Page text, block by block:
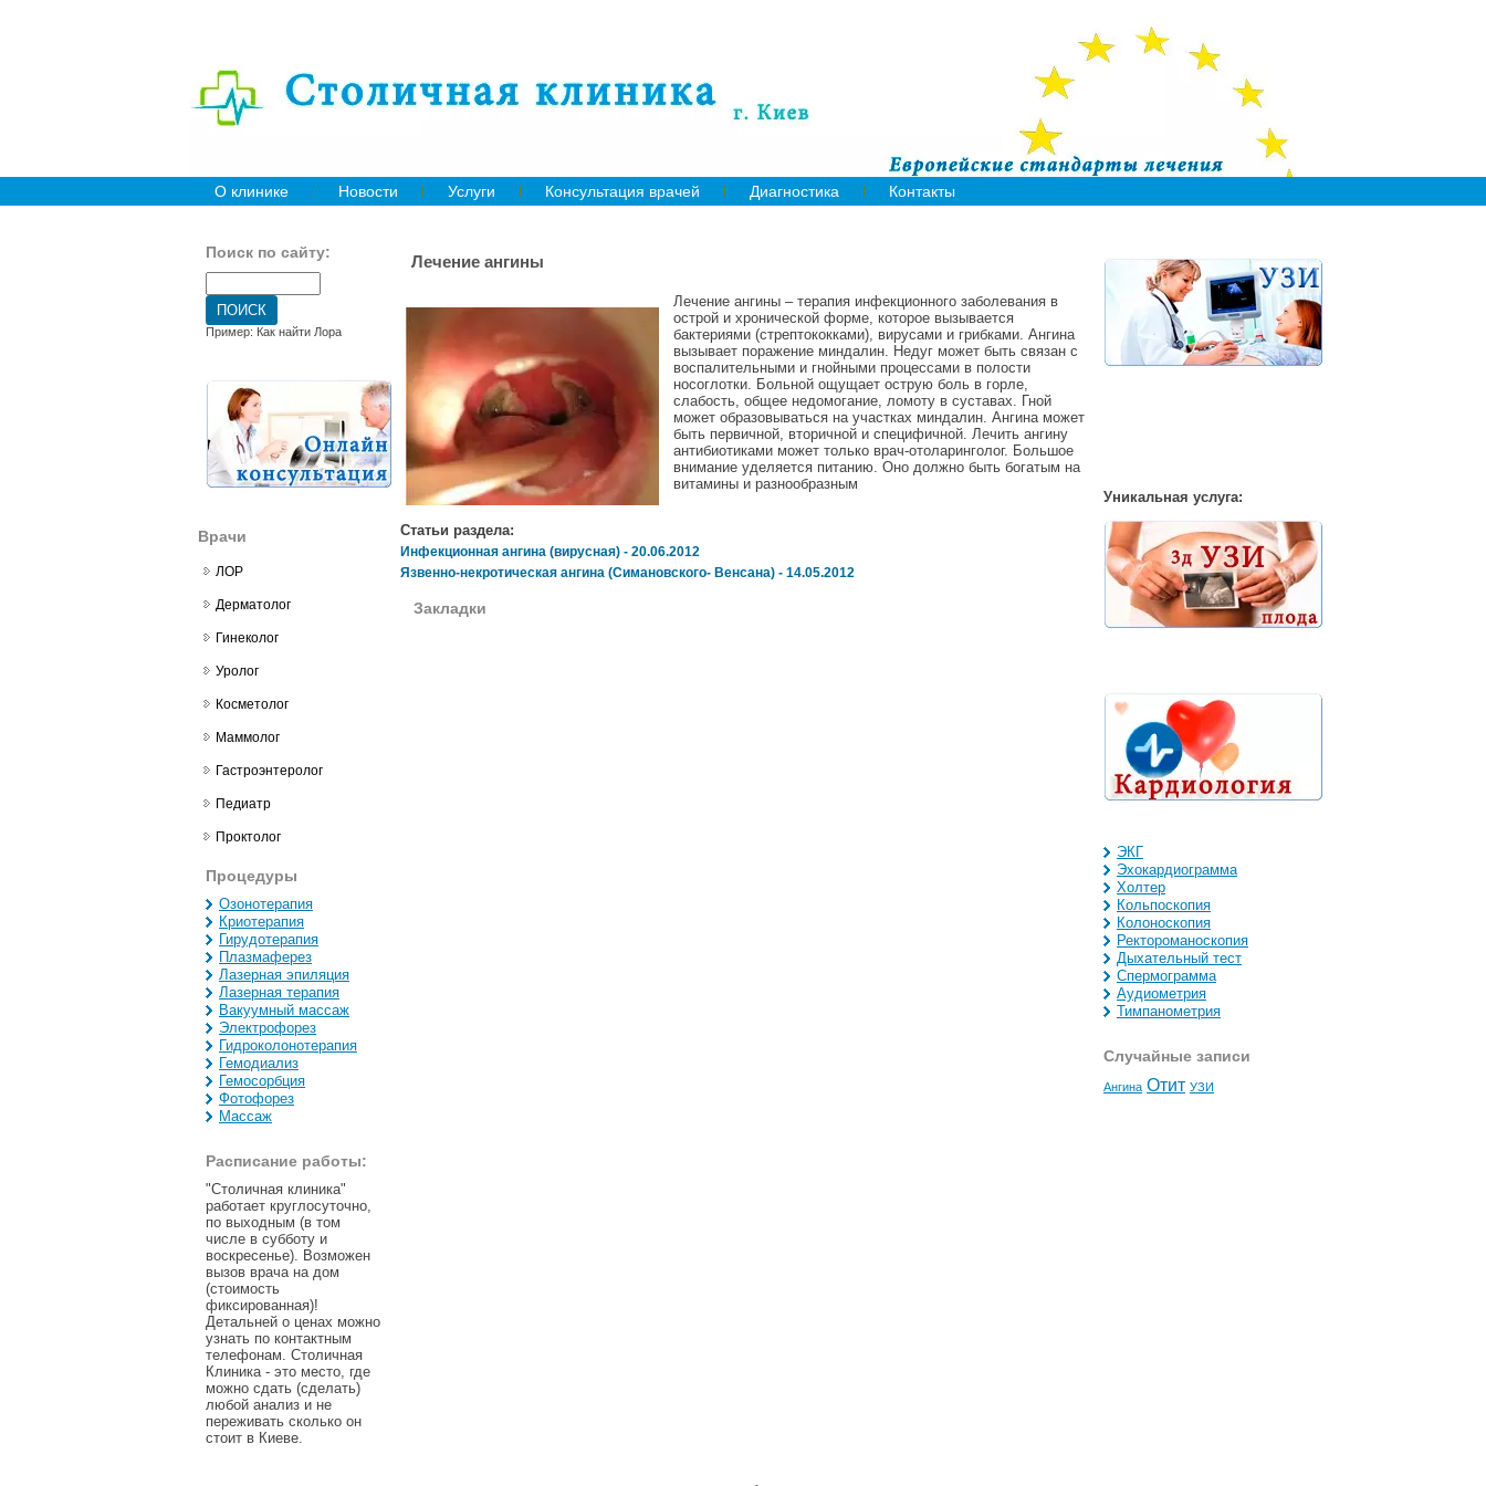
О клинике Новости Услуги Консультация врачей Диагностика Контакты
Поиск по сайту:
Пример: Как найти Лора
Врачи
ЛОР
Дерматолог
Гинеколог
Уролог
Косметолог
Маммолог
Гастроэнтеролог
Педиатр
Проктолог
Процедуры
Озонотерапия
Криотерапия
Гирудотерапия
Плазмаферез
Лазерная эпиляция
Лазерная терапия
Вакуумный массаж
Электрофорез
Гидроколонотерапия
Гемодиализ
Гемосорбция
Фотофорез
Массаж
Расписание работы:
"Столичная клиника"
работает круглосуточно,
по выходным (в том
числе в субботу и
воскресенье). Возможен
вызов врача на дом
(стоимость
фиксированная)!
Детальней о ценах можно
узнать по контактным
телефонам. Столичная
Клиника - это место, где
можно сдать (сделать)
любой анализ и не
переживать сколько он
стоит в Киеве.
Лечение ангины
Лечение ангины – терапия инфекционного заболевания в
острой и хронической форме, которое вызывается
бактериями (стрептококками), вирусами и грибками. Ангина
вызывает поражение миндалин. Недуг может быть связан с
воспалительными и гнойными процессами в полости
носоглотки. Больной ощущает острую боль в горле,
слабость, общее недомогание, ломоту в суставах. Гной
может образовываться на участках миндалин. Ангина может
быть первичной, вторичной и специфичной. Лечить ангину
антибиотиками может только врач-отоларинголог. Большое
внимание уделяется питанию. Оно должно быть богатым на
витамины и разнообразным
Статьи раздела:
Инфекционная ангина (вирусная) - 20.06.2012
Язвенно-некротическая ангина (Симановского- Венсана) - 14.05.2012
Закладки
Уникальная услуга:
ЭКГ
Эхокардиограмма
Холтер
Кольпоскопия
Колоноскопия
Ректороманоскопия
Дыхательный тест
Спермограмма
Аудиометрия
Тимпанометрия
Случайные записи
Ангина Отит УЗИ